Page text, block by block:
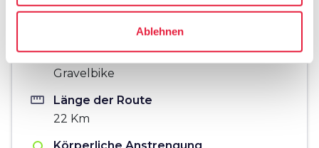
Ablehnen
directions_bike Fahrradtyp
Gravelbike
straighten
Länge der Route
22 Km